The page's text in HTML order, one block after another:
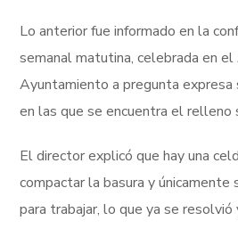
Lo anterior fue informado en la
semanal matutina, celebrada en
Ayuntamiento a pregunta expresa
en las que se encuentra el relleno
El director explicó que hay una
compactar la basura y únicamente
para trabajar, lo que ya se